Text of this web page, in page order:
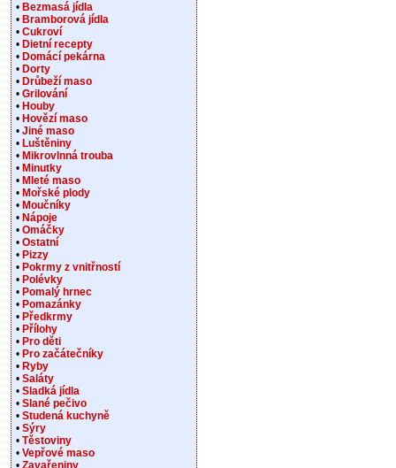
• Bezmasá jídla
• Bramborová jídla
• Cukroví
• Dietní recepty
• Domácí pekárna
• Dorty
• Drůbeží maso
• Grilování
• Houby
• Hovězí maso
• Jiné maso
• Luštěniny
• Mikrovlnná trouba
• Minutky
• Mleté maso
• Mořské plody
• Moučníky
• Nápoje
• Omáčky
• Ostatní
• Pizzy
• Pokrmy z vnitřností
• Polévky
• Pomalý hrnec
• Pomazánky
• Předkrmy
• Přílohy
• Pro děti
• Pro začátečníky
• Ryby
• Saláty
• Sladká jídla
• Slané pečivo
• Studená kuchyně
• Sýry
• Těstoviny
• Vepřové maso
• Zavařeniny